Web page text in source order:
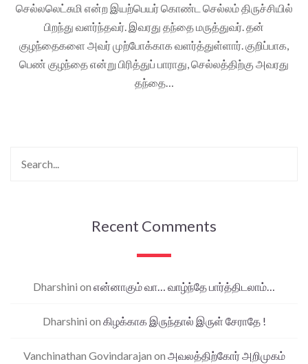
செல்லலெட்சுமி என்ற இயற்பெயர் கொண்ட செல்லம் திருச்சியில்
பிறந்து வளர்ந்தவர். இவரது தந்தை மருத்துவர். தன்
குழந்தைகளை அவர் முற்போக்காக வளர்த்துள்ளார். குறிப்பாக,
பெண் குழந்தை என்று பிரித்துப் பாராது, செல்லத்திற்கு அவரது
தந்தை…
Recent Comments
Dharshini on என்னாகும் வா… வாழ்ந்தே பார்த்திடலாம்…
Dharshini on கிழக்காக இருந்தால் இருள் சேராதே !
Vanchinathan Govindarajan on அவலத்திற்கோர் அறிமுகம்